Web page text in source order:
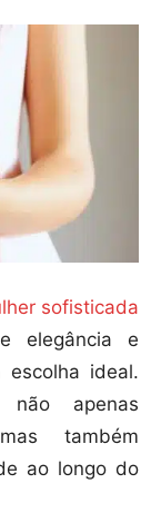
sofisticada
elegância e
ideal.
não apenas
também
ao longo do